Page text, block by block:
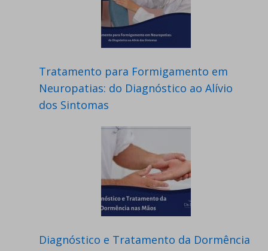
Tratamento para Formigamento em
Neuropatias: do Diagnóstico ao Alívio
dos Sintomas
Diagnóstico e Tratamento da Dormência